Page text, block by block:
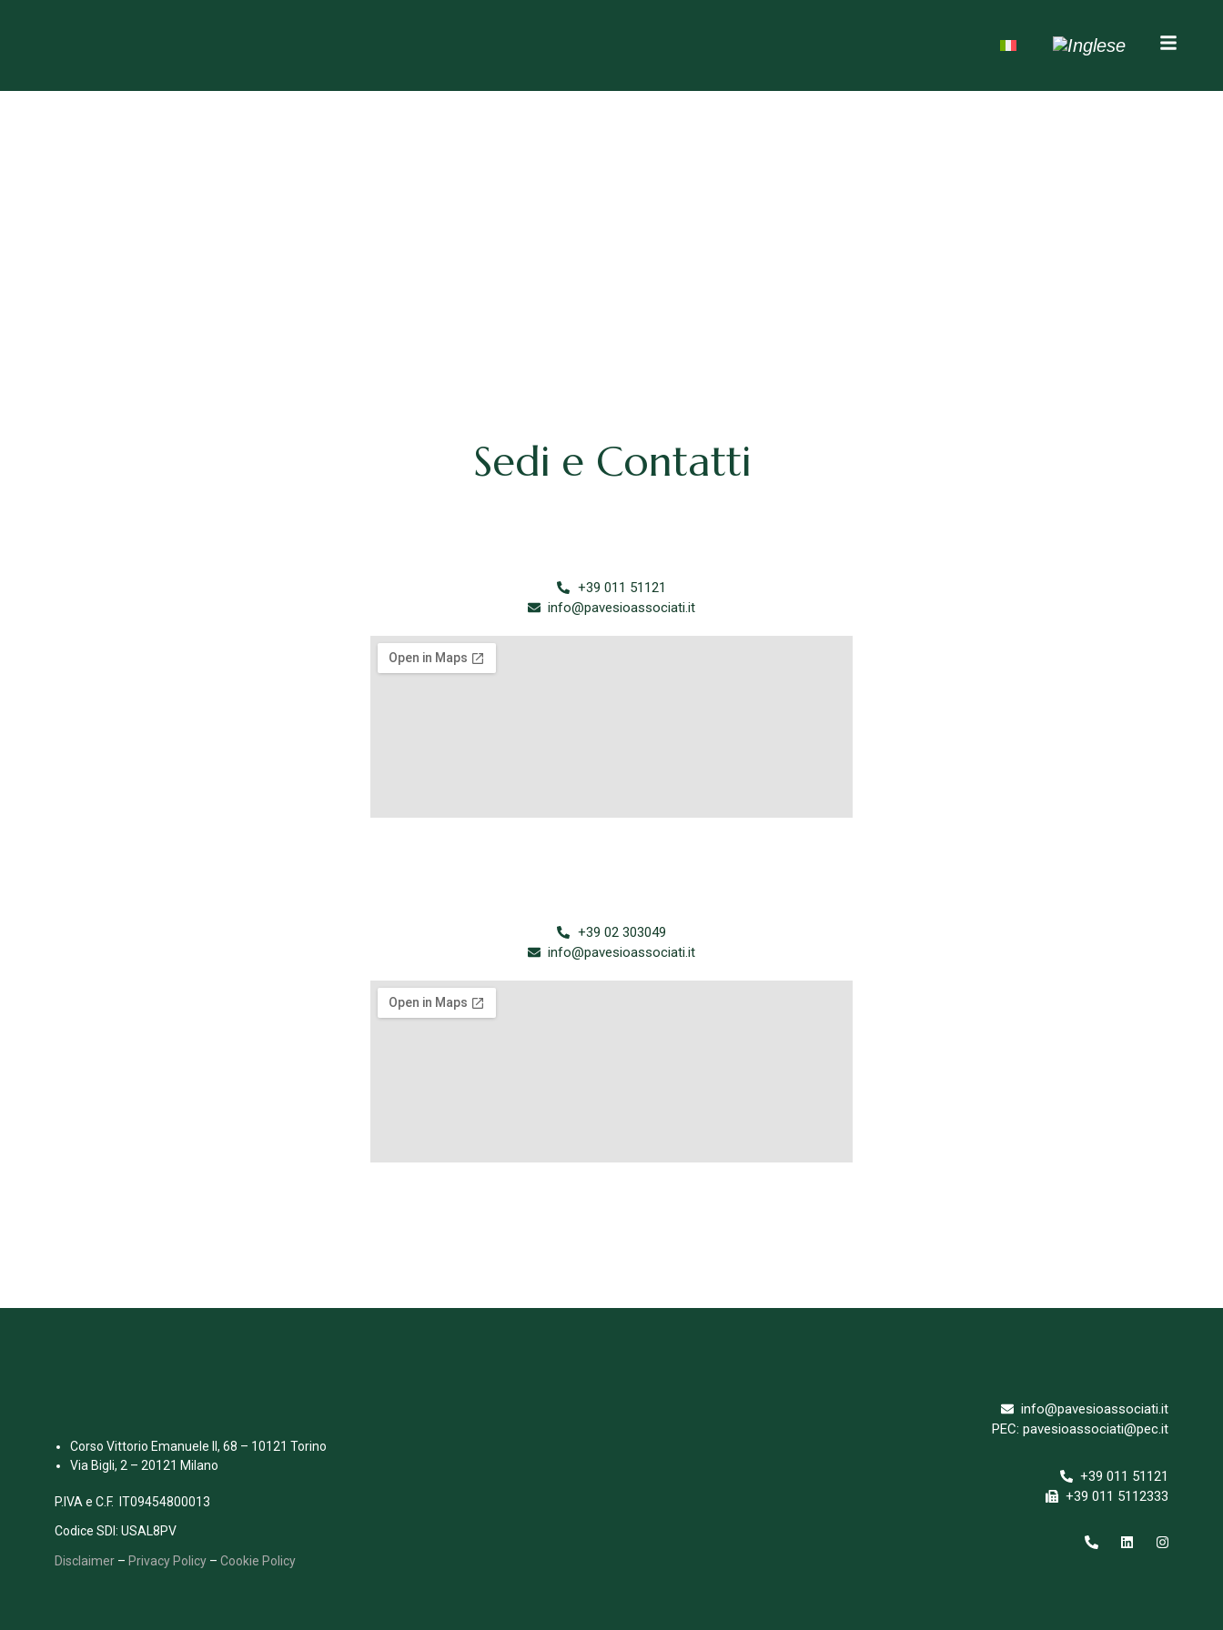
Sedi e Contatti
+39 011 51121
info@pavesioassociati.it
+39 02 303049
info@pavesioassociati.it
Corso Vittorio Emanuele II, 68 – 10121 Torino
Via Bigli, 2 – 20121 Milano
P.IVA e C.F. IT09454800013
Codice SDI: USAL8PV
Disclaimer – Privacy Policy – Cookie Policy
info@pavesioassociati.it
PEC: pavesioassociati@pec.it
+39 011 51121
+39 011 5112333